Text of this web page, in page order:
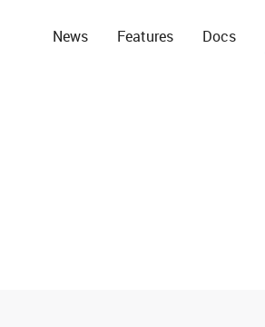
News Features Docs